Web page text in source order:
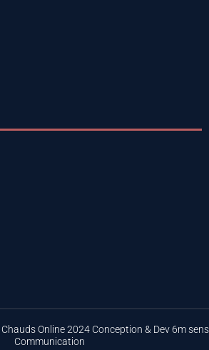
Online 2024 Conception & Dev 6m sens
Communication